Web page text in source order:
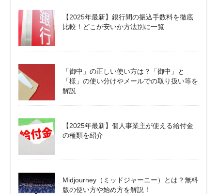
【2025年最新】銀行間の振込手数料を徹底
比較！どこが安いか方法別に一覧
「御中」の正しい使い方は？「御中」と
「様」の使い分けやメールでの取り扱い等を
解説
【2025年最新】個人事業主が使える給付金
の種類を紹介
Midjourney（ミッドジャーニー）とは？無料
版の使い方や始め方を解説！